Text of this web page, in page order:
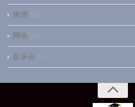
澳洲 50
网络 14
音乐会 1